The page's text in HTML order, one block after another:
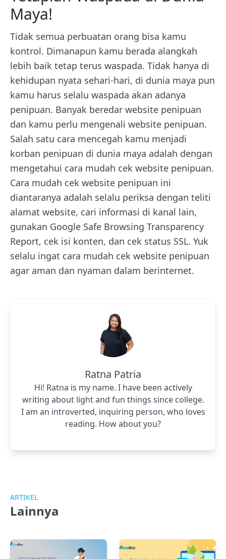
Maya!
Tidak semua perbuatan orang bisa kamu
kontrol. Dimanapun kamu berada alangkah
lebih baik tetap terus waspada. Tidak hanya di
kehidupan nyata sehari-hari, di dunia maya pun
kamu harus selalu waspada akan adanya
penipuan. Banyak beredar website penipuan
dan kamu perlu mengenali website penipuan.
Salah satu cara mencegah kamu menjadi
korban penipuan di dunia maya adalah dengan
mengetahui cara mudah cek website penipuan.
Cara mudah cek website penipuan ini
diantaranya adalah selalu periksa dengan teliti
alamat website, cari informasi di kanal lain,
gunakan Google Safe Browsing Transparency
Report, cek isi konten, dan cek status SSL. Yuk
selalu ingat cara mudah cek website penipuan
agar aman dan nyaman dalam berinternet.
Ratna Patria
Hi! Ratna is my name. I have been actively
writing about light and fun things since college.
I am an introverted, inquiring person, who loves
reading. How about you?
ARTIKEL
Lainnya